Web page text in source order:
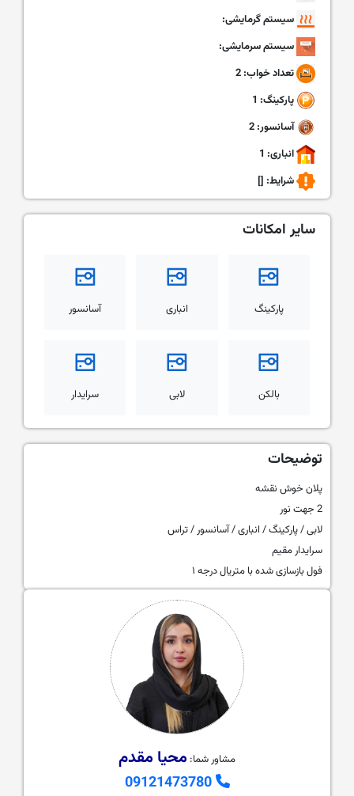
سیستم گرمایشی:
سیستم سرمایشی:
تعداد خواب: 2
پارکینگ: 1
آسانسور: 2
انباری: 1
شرایط: []
سایر امکانات
پارکینگ انباری آسانسور
بالکن لابی سرایدار
توضیحات
پلان خوش نقشه
2 جهت نور
لابی / پارکینگ / انباری / آسانسور / تراس
سرایدار مقیم
فول بازسازی شده با متریال درجه ۱
مشاور شما: محیا مقدم
09121473780